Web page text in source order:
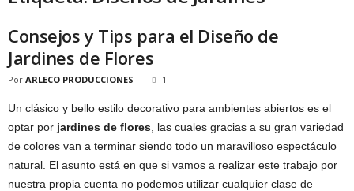
Consejos y Tips para el Diseño de
Jardines de Flores
Por ARLECO PRODUCCIONES 1
Un clásico y bello estilo decorativo para ambientes abiertos es el
optar por jardines de flores , las cuales gracias a su gran variedad
de colores van a terminar siendo todo un maravilloso espectáculo
natural. El asunto está en que si vamos a realizar este trabajo por
nuestra propia cuenta no podemos utilizar cualquier clase de